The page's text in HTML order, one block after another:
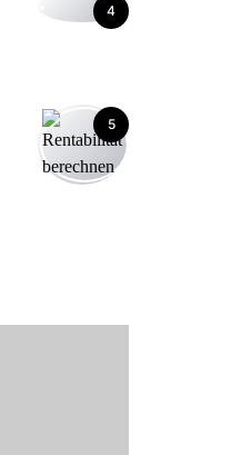
4
5